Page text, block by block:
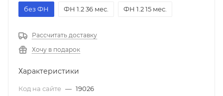
без ФН
ФН 1.2 36 мес. ФН 1.2 15 мес.
Рассчитать доставку
Хочу в подарок
Характеристики
Код на сайте — 19026